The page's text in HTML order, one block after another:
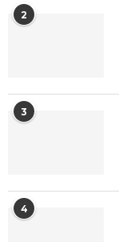
2
3
4